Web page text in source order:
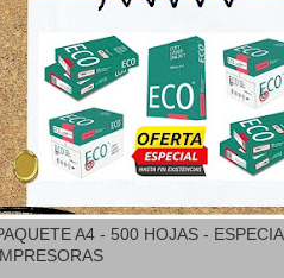
A4 - 500 HOJAS -
IMPRESORAS